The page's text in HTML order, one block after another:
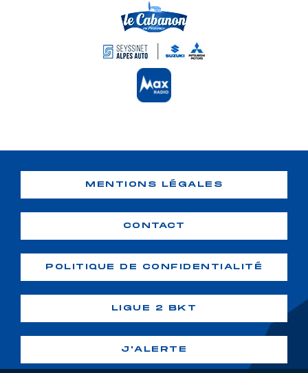
MENTIONS LÉGALES
CONTACT
POLITIQUE DE CONFIDENTIALITÉ
LIGUE 2 BKT
J'ALERTE